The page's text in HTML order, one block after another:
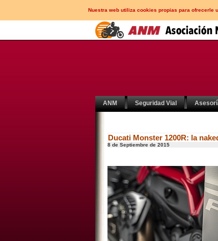
Nuestra web utiliza cookies propias para ofrecerle
ANM Seguridad Vial
Ducati Monster 1200R: la
8 de Septiembre de 2015